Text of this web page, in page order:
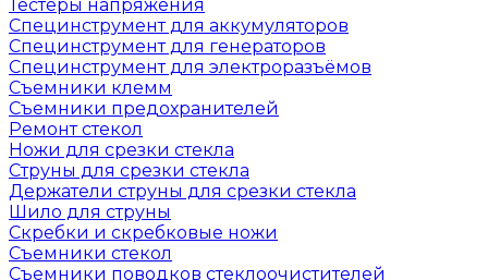
Тестеры напряжения
Специнструмент для аккумуляторов
Специнструмент для генераторов
Специнструмент для электроразъёмов
Съемники клемм
Съемники предохранителей
Ремонт стекол
Ножи для срезки стекла
Струны для срезки стекла
Держатели струны для срезки стекла
Шило для струны
Скребки и скребковые ножи
Съемники стекол
Съемники поводков стеклоочистителей